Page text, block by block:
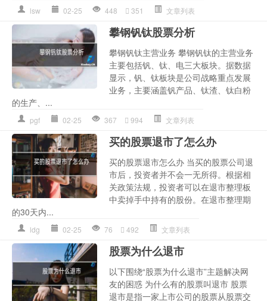
lsw 02-25 448 351 文章列表
攀钢钒钛股票分析
攀钢钒钛主营业务 攀钢钒钛的主营业务
主要包括钒、钛、电三大板块。据数据
显示，钒、钛板块是公司战略重点发展
业务，主要涵盖钒产品、钛渣、钛白粉
的生产、...
pgf 02-25 367 994 文章列表
买的股票退市了怎么办
买的股票退市怎么办 当买的股票公司退
市后，投资者并不会一无所得。根据相
关政策法规，投资者可以在退市整理板
中卖掉手中持有的股份。在退市整理期
的30天内...
ldg 02-25 76 492 文章列表
股票为什么退市
以下围绕“股票为什么退市”主题解决网
友的困惑 为什么有的股票叫退市 股票
退市是指一家上市公司的股票从股票交